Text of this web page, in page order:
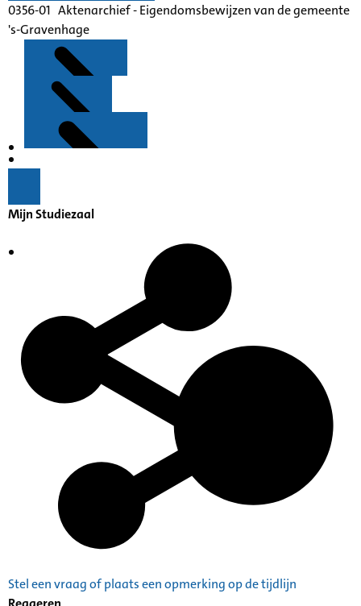
0356-01 Aktenarchief - Eigendomsbewijzen van de gemeente
's-Gravenhage
Mijn Studiezaal
Stel een vraag of plaats een opmerking op de tijdlijn